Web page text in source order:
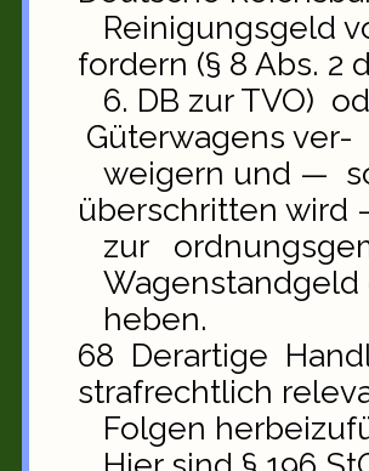
Reinigungsgeld
fordern (§ 8 Abs. 2
6. DB zur TVO)
Güterwagens ver-
weigern und —
überschritten wird
zur
Wagenstandgeld
heben.
68 Derartige
strafrechtlich
Folgen